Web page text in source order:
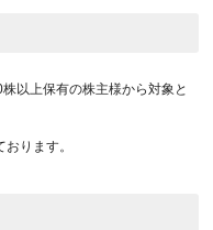
以上保有の株主様から対象と
ります。